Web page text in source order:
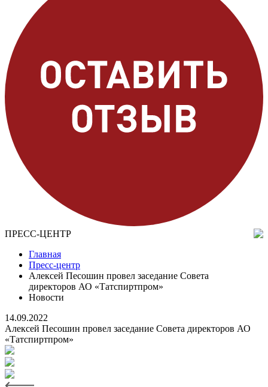
ПРЕСС-ЦЕНТР
Главная
Пресс-центр
Алексей Песошин провел заседание Совета
директоров АО «Татспиртпром»
Новости
14.09.2022
Алексей Песошин провел заседание Совета директоров АО
«Татспиртпром»